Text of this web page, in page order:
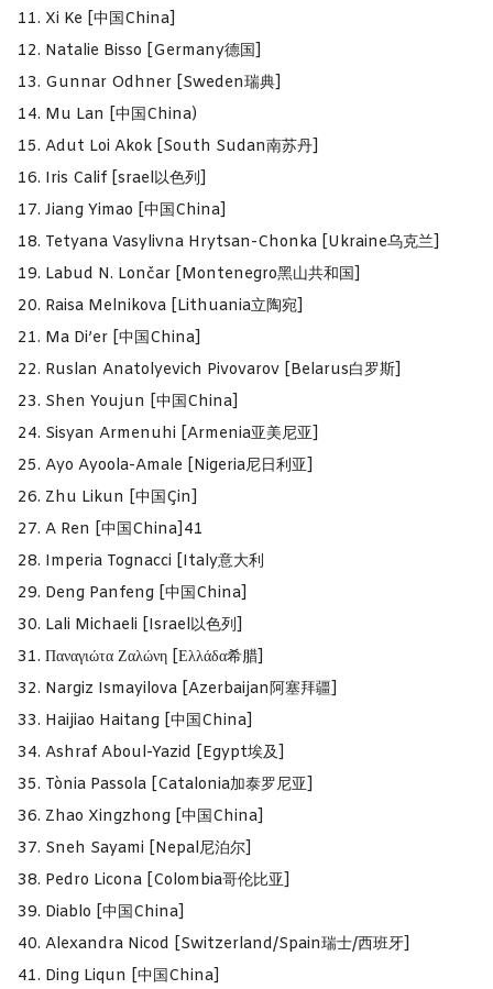
Xi Ke [中国China]
Natalie Bisso [Germany德国]
Gunnar Odhner [Sweden瑞典]
Mu Lan [中国China)
Adut Loi Akok [South Sudan南苏丹]
Iris Calif [srael以色列]
Jiang Yimao [中国China]
Tetyana Vasylivna Hrytsan-Chonka [Ukraine乌克兰]
Labud N. Lončar [Montenegro黑山共和国]
Raisa Melnikova [Lithuania立陶宛]
Ma Di’er [中国China]
Ruslan Anatolyevich Pivovarov [Belarus白罗斯]
Shen Youjun [中国China]
Sisyan Armenuhi [Armenia亚美尼亚]
Ayo Ayoola-Amale [Nigeria尼日利亚]
Zhu Likun [中国Çin]
A Ren [中国China]41
Imperia Tognacci [Italy意大利
Deng Panfeng [中国China]
Lali Michaeli [Israel以色列]
Παναγιώτα Ζαλώνη [Ελλάδα希腊]
Nargiz Ismayilova [Azerbaijan阿塞拜疆]
Haijiao Haitang [中国China]
Ashraf Aboul-Yazid [Egypt埃及]
Tònia Passola [Catalonia加泰罗尼亚]
Zhao Xingzhong [中国China]
Sneh Sayami [Nepal尼泊尔]
Pedro Licona [Colombia哥伦比亚]
Diablo [中国China]
Alexandra Nicod [Switzerland/Spain瑞士/西班牙]
Ding Liqun [中国China]